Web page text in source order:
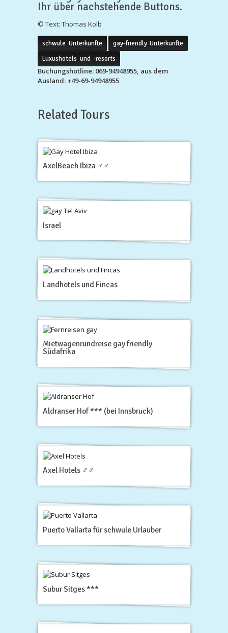
Ihr über nachstehende Buttons.
© Text: Thomas Kolb
schwule Unterkünfte
gay-friendly Unterkünfte
Luxushotels und -resorts
Buchungshotline: 069-94948955, aus dem
Ausland: +49-69-94948955
Related Tours
AxelBeach Ibiza ♂♂
Israel
Landhotels und Fincas
Mietwagenrundreise gay friendly
Südafrika
Aldranser Hof *** (bei Innsbruck)
Axel Hotels ♂♂
Puerto Vallarta für schwule Urlauber
Subur Sitges ***